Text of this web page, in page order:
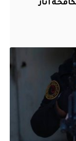
آثار